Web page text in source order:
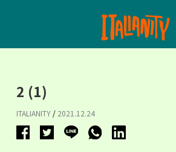
2 (1)
ITALIANITY / 2021.12.24